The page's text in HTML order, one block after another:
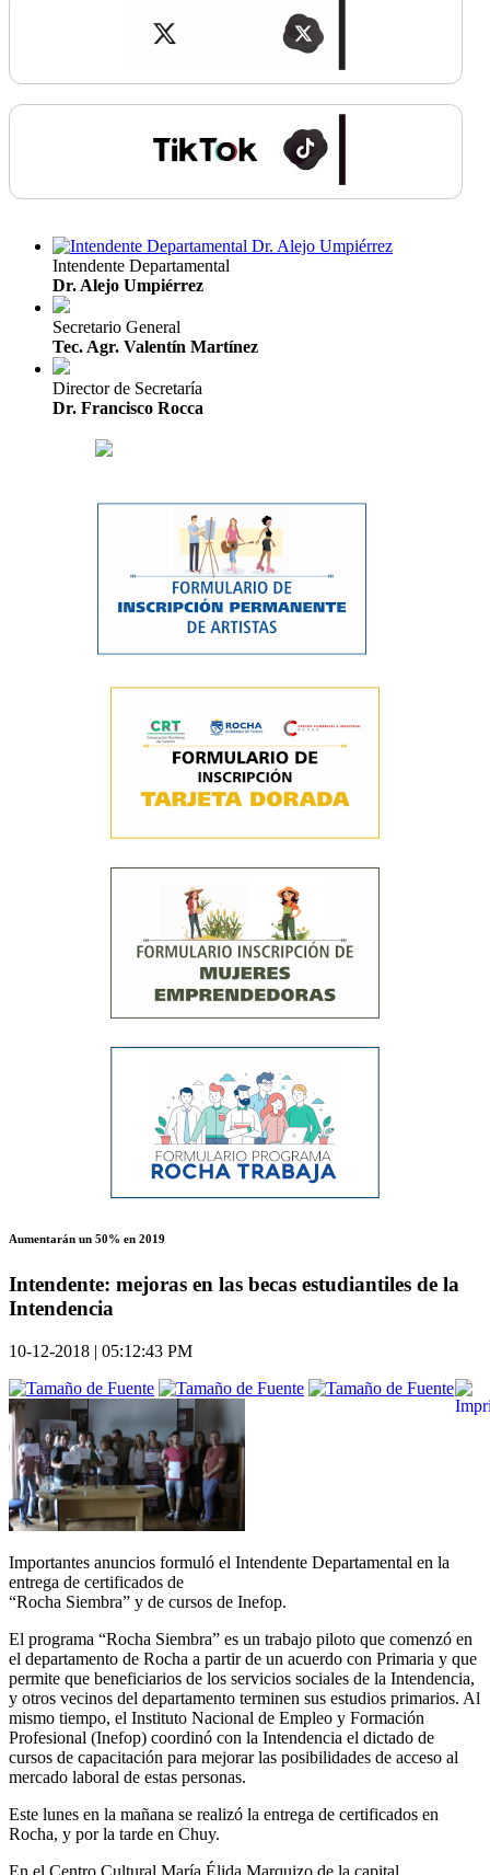
Intendente Departamental
Dr. Alejo Umpiérrez
Secretario General
Tec. Agr. Valentín Martínez
Director de Secretaría
Dr. Francisco Rocca
Aumentarán un 50% en 2019
Intendente: mejoras en las becas estudiantiles de la
Intendencia
10-12-2018 | 05:12:43 PM
Importantes anuncios formuló el Intendente Departamental en la
entrega de certificados de
“Rocha Siembra” y de cursos de Inefop.
El programa “Rocha Siembra” es un trabajo piloto que comenzó en
el departamento de Rocha a partir de un acuerdo con Primaria y que
permite que beneficiarios de los servicios sociales de la Intendencia,
y otros vecinos del departamento terminen sus estudios primarios. Al
mismo tiempo, el Instituto Nacional de Empleo y Formación
Profesional (Inefop) coordinó con la Intendencia el dictado de
cursos de capacitación para mejorar las posibilidades de acceso al
mercado laboral de estas personas.
Este lunes en la mañana se realizó la entrega de certificados en
Rocha, y por la tarde en Chuy.